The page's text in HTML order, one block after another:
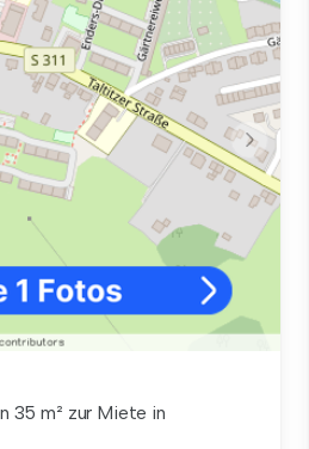
35 m² zur Miete in